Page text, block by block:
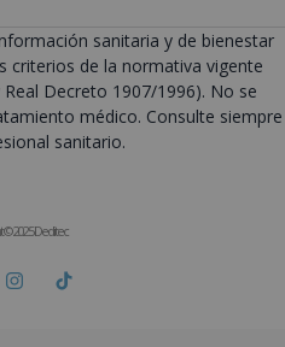
sanitaria y de bienestar
criterios de la normativa vigente
Decreto 1907/1996). No se
médico. Consulte siempre
sanitario.
© 2025 Deditec